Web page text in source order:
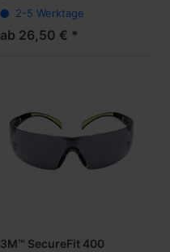
2-5 Werktage
ab 26,50 € *
3M™ SecureFit 400